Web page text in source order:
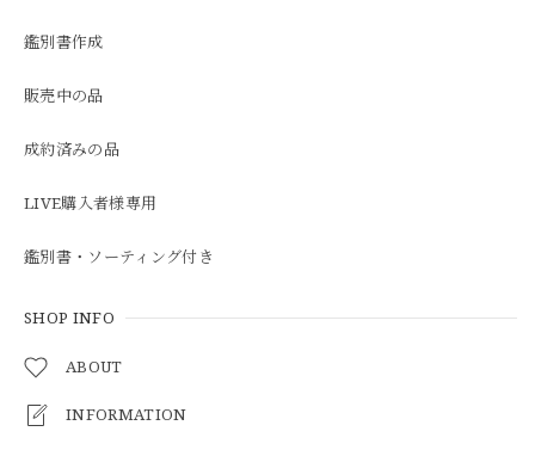
鑑別書作成
販売中の品
成約済みの品
LIVE購入者様専用
鑑別書・ソーティング付き
SHOP INFO
ABOUT
INFORMATION